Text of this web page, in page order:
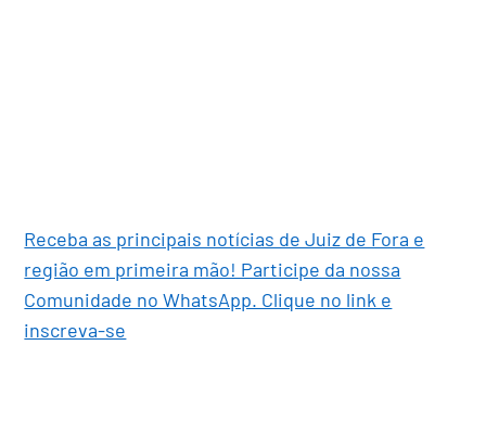
Receba as principais notícias de Juiz de Fora e
região em primeira mão! Participe da nossa
Comunidade no WhatsApp. Clique no link e
inscreva-se